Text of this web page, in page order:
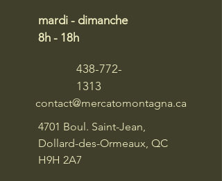
mardi - dimanche
8h - 18h
438-772-
1313
contact@mercatomontagna.ca
4701 Boul. Saint-Jean,
Dollard-des-Ormeaux, QC
H9H 2A7